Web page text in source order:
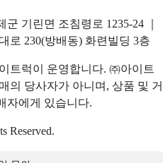
기린면 조침령로 1235-24 ｜
로 230(방배동) 화련빌딩 3층
트럭이 운영합니다. ㈜아이트
의 당사자가 아니며, 상품 및 거
자에게 있습니다.
Reserved.